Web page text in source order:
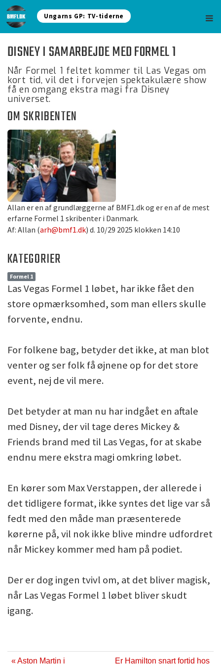
Ungarns GP: TV-tiderne
DISNEY I SAMARBEJDE MED FORMEL 1
Når Formel 1 feltet kommer til Las Vegas om
kort tid, vil det i forvejen spektakulære show
få en omgang ekstra magi fra Disney
universet.
OM SKRIBENTEN
Allan er en af grundlæggerne af BMF1.dk og er en af de mest
erfarne Formel 1 skribenter i Danmark.
Af: Allan (arh@bmf1.dk) d. 10/29 2025 klokken 14:10
KATEGORIER
Formel 1
Las Vegas Formel 1 løbet, har ikke fået den
store opmærksomhed, som man ellers skulle
forvente, endnu.
For folkene bag, betyder det ikke, at man blot
venter og ser folk få øjnene op for det store
event, nej de vil mere.
Det betyder at man nu har indgået en aftale
med Disney, der vil tage deres Mickey &
Friends brand med til Las Vegas, for at skabe
endnu mere ekstra magi omkring løbet.
En kører som Max Verstappen, der allerede i
det tidligere format, ikke syntes det lige var så
fedt med den måde man præsenterede
kørerne på, vil nok ikke blive mindre udfordret
når Mickey kommer med ham på podiet.
Der er dog ingen tvivl om, at det bliver magisk,
når Las Vegas Formel 1 løbet bliver skudt
igang.
« Aston Martin i Er Hamilton snart fortid hos